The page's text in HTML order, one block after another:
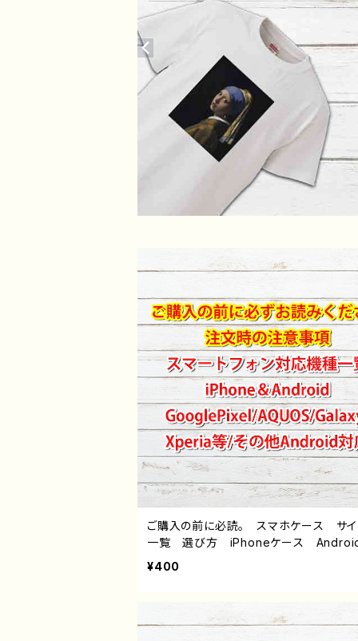
ご購入の前に必読。 スマホケース サ
一覧 選び方 iPhoneケース
hone17/16/15/14/13/12/11 Galaxy
¥400